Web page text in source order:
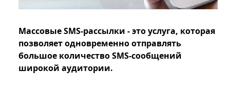
Массовые SMS-рассылки - это услуга, которая
позволяет одновременно отправлять
большое количество SMS-сообщений
широкой аудитории.